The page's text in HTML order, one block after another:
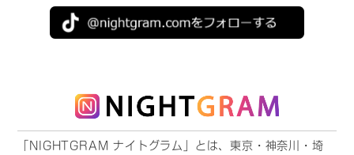
「NIGHTGRAM ナイトグラム」とは、東京・神奈川・埼